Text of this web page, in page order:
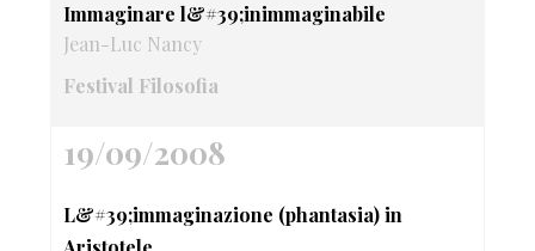
Immaginare l&#39;inimmaginabile
Jean-Luc Nancy
Festival Filosofia
19/09/2008
L&#39;immaginazione (phantasia) in